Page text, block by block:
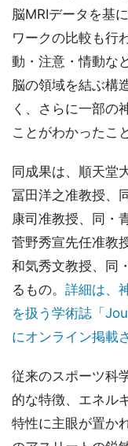
脳MRIデータを基
ワークの比較も行
動・注意・情動な
脳の領域を結ぶ構
く、さらに一部の
ことがわかったこ
同成果は、順天堂
冨田洋之准教授、
康司准教授、同・
菅野秀宣先任准教
和気秀文教授、同
るもの。 詳細は、
を扱う学術誌「
にオンライン掲載
従来のスポーツ科
的な特徴、エネル
特性に主眼が置か